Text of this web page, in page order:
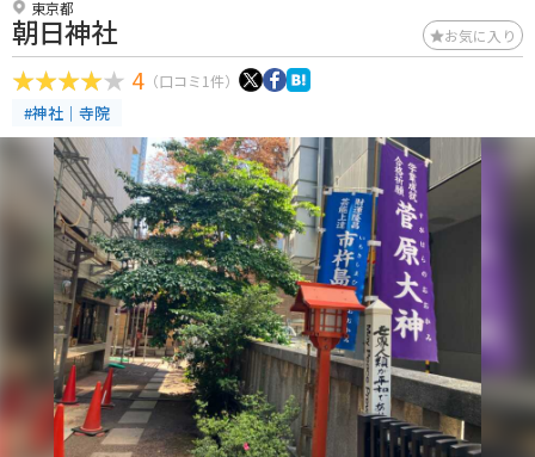
東京都
朝日神社 お気に入り
4 （口コミ1件）
#神社｜寺院